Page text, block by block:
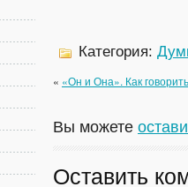
Категория:
« «Он и Она». Как
Вы можете
Оставить